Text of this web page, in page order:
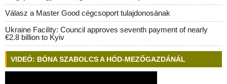
Válasz a Master Good cégcsoport tulajdonosának
Ukraine Facility: Council approves seventh payment of nearly
€2.8 billion to Kyiv
VIDEÓ: BÓNA SZABOLCS A HÓD-MEZŐGAZDÁNÁL